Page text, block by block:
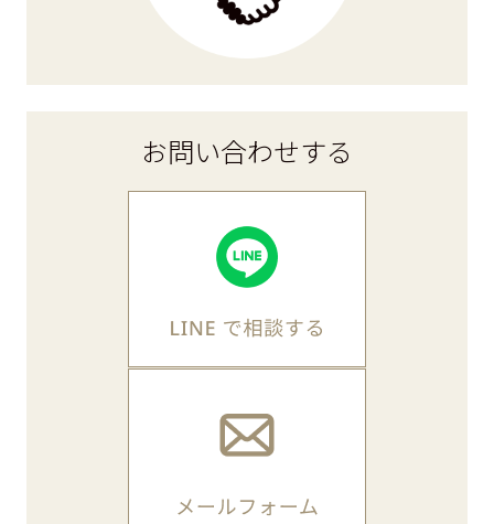
お問い合わせする